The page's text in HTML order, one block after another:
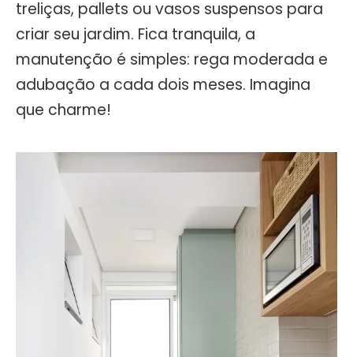
treliças, pallets ou vasos suspensos para
criar seu jardim. Fica tranquila, a
manutenção é simples: rega moderada e
adubação a cada dois meses. Imagina
que charme!